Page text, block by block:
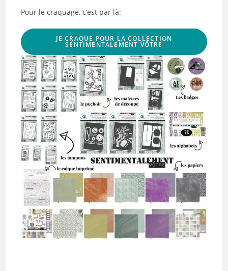
Pour le craquage, c’est par là:
JE CRAQUE POUR LA COLLECTION
SENTIMENTALEMENT VÔTRE